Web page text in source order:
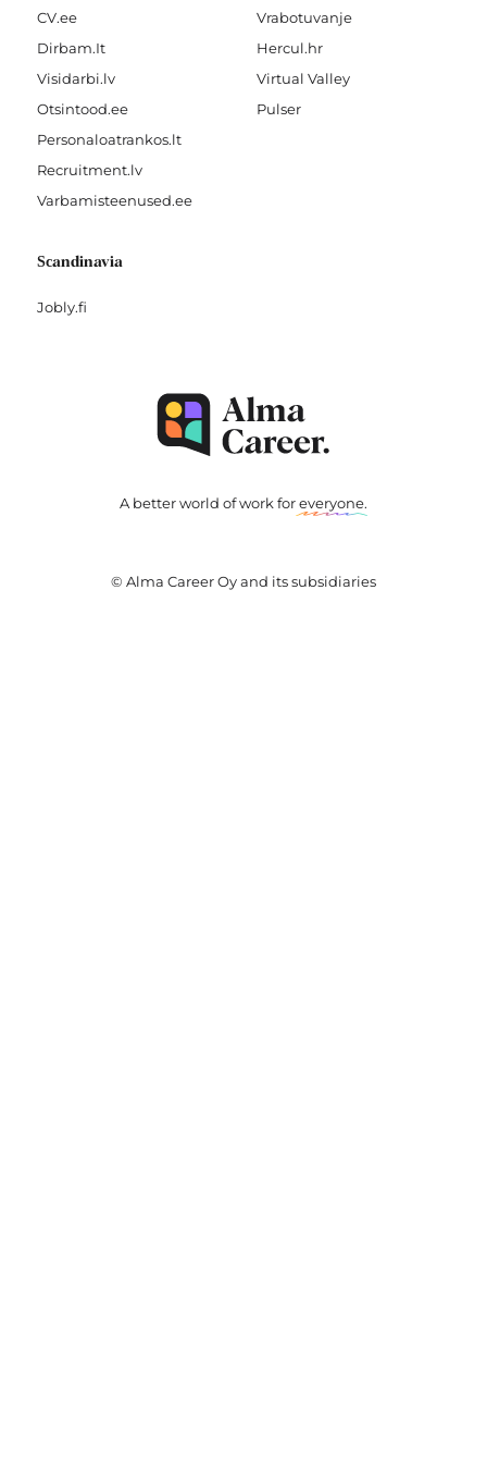
CV.ee
Dirbam.It
Visidarbi.lv
Otsintood.ee
Personaloatrankos.lt
Recruitment.lv
Varbamisteenused.ee
Vrabotuvanje
Hercul.hr
Virtual Valley
Pulser
Scandinavia
Jobly.fi
A better world of work foreveryone.
© Alma Career Oy and its subsidiaries